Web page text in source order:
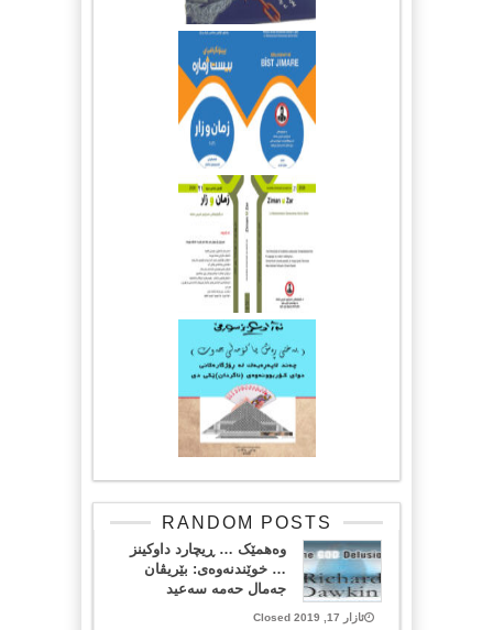
RANDOM POSTS
وه‌همێک … ڕیچارد داوکینز
… خوێندنەوەی: بێریڤان
جه‌‌مال حه‌مه‌ سه‌عید
ئازار 17, 2019 Closed